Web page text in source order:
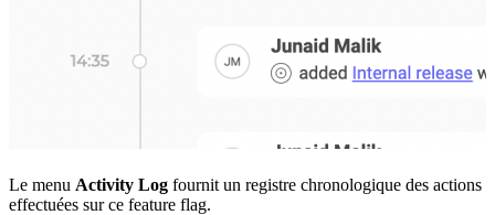
Le menu Activity Log fournit un registre chronologique des actions
effectuées sur ce feature flag.